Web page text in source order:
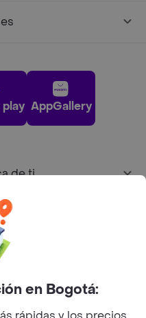
AppGallery
de ti
en Bogotá: